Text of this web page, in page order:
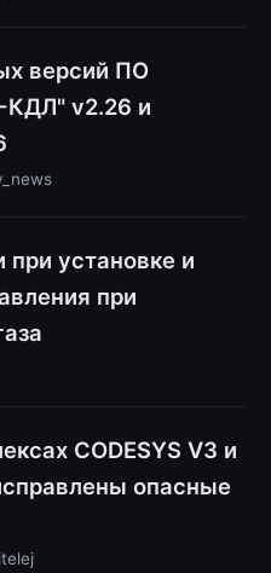
версий ПО
КДЛ" v2.26 и
при установке и
при
CODESYS V3 и
опасные